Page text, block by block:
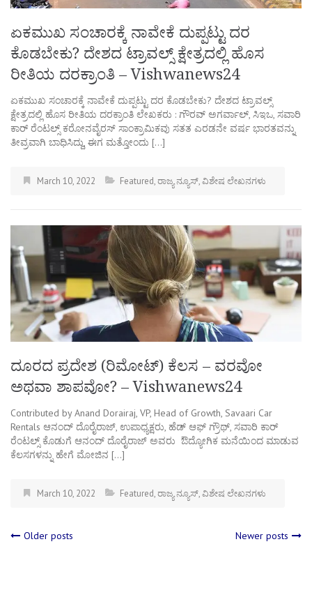
ಏಕಮುಖ ಸಂಚಾರಕ್ಕೆ ನಾವೇಕೆ ದುಪ್ಪಟ್ಟು ದರ
ಕೊಡಬೇಕು? ದೇಶದ ಟ್ರಾವಲ್ಸ್ ಕ್ಷೇತ್ರದಲ್ಲಿ ಹೊಸ
ರೀತಿಯ ದರಕ್ರಾಂತಿ – Vishwanews24
ಏಕಮುಖ ಸಂಚಾರಕ್ಕೆ ನಾವೇಕೆ ದುಪ್ಪಟ್ಟು ದರ ಕೊಡಬೇಕು? ದೇಶದ ಟ್ರಾವಲ್ಸ್
ಕ್ಷೇತ್ರದಲ್ಲಿ ಹೊಸ ರೀತಿಯ ದರಕ್ರಾಂತಿ ಲೇಖಕರು : ಗೌರವ್ ಅಗರ್ವಾಲ್, ಸಿಇಒ, ಸವಾರಿ
ಕಾರ್ ರೆಂಟಲ್ಸ್ ಕರೋನವೈರಸ್ ಸಾಂಕ್ರಾಮಿಕವು ಸತತ ಎರಡನೇ ವರ್ಷ ಭಾರತವನ್ನು
ತೀವ್ರವಾಗಿ ಬಾಧಿಸಿದ್ದು, ಈಗ ಮತ್ತೋಂದು […]
March 10, 2022 Featured,ರಾಜ್ಯ ನ್ಯೂಸ್,ವಿಶೇಷ ಲೇಖನಗಳು
ದೂರದ ಪ್ರದೇಶ (ರಿಮೋಟ್) ಕೆಲಸ – ವರವೋ
ಅಥವಾ ಶಾಪವೋ? – Vishwanews24
Contributed by Anand Dorairaj, VP, Head of Growth, Savaari Car
Rentals ಆನಂದ್ ದೊರೈರಾಜ್, ಉಪಾಧ್ಯಕ್ಷರು, ಹೆಡ್ ಆಫ್ ಗ್ರೌಥ್, ಸವಾರಿ ಕಾರ್
ರೆಂಟಲ್ಸ್ ಕೊಡುಗೆ ಆನಂದ್ ದೊರೈರಾಜ್ ಅವರು ಔದ್ಯೋಗಿಕ ಮನೆಯಿಂದ ಮಾಡುವ
ಕೆಲಸಗಳನ್ನು ಹೇಗೆ ಮೋಜಿನ […]
March 10, 2022 Featured,ರಾಜ್ಯ ನ್ಯೂಸ್,ವಿಶೇಷ ಲೇಖನಗಳು
Posts
Older posts Newer posts